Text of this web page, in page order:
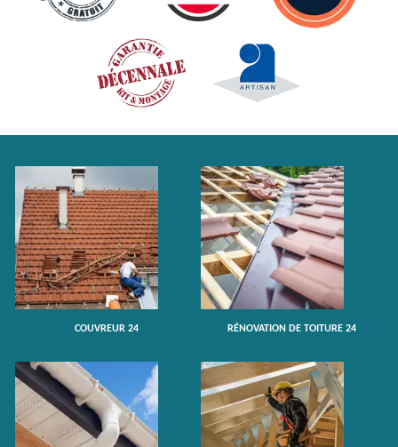
COUVREUR 24 RÉNOVATION DE TOITURE 24